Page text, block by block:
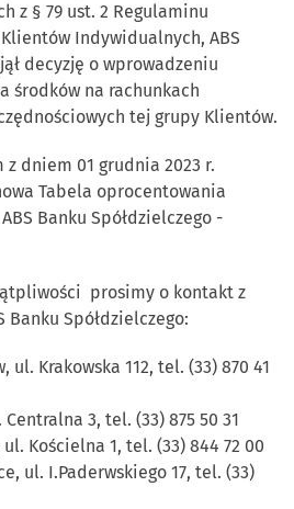
z § 79 ust. 2 Regulaminu
Indywidualnych, ABS
decyzję o wprowadzeniu
środków na rachunkach
tej grupy Klientów.
z dniem 01 grudnia 2023 r.
Tabela oprocentowania
Banku Spółdzielczego -
prosimy o kontakt z
Banku Spółdzielczego:
ul. Krakowska 112, tel. (33) 870 41
3, tel. (33) 875 50 31
Kościelna 1, tel. (33) 844 72 00
ul. I.Paderwskiego 17, tel. (33)